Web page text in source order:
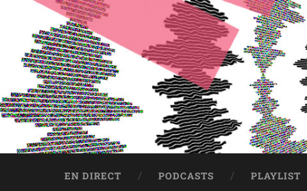
EN DIRECT PODCASTS PLAYLIST